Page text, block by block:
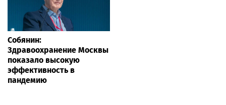
Собянин:
Здравоохранение Москвы
показало высокую
эффективность в
пандемию